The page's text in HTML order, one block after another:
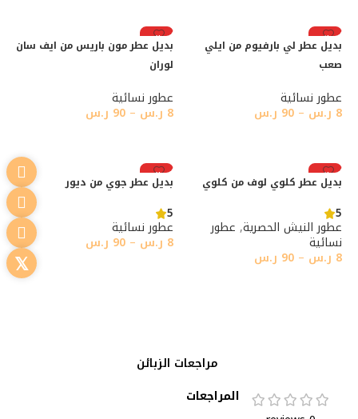
رائج
بديل عطر لي بارفيوم من ايلي
صعب
عطور نسائية
8 ر.س –
90 ر.س
رائج
بديل عطر مون باريس من ايف سان
لوران
عطور نسائية
8 ر.س –
90 ر.س
رائج
بديل عطر كلوي لوف من كلوي
5
عطور النيش الحصرية, عطور
نسائية
8 ر.س –
90 ر.س
رائج
بديل عطر جوي من ديور
5
عطور نسائية
8 ر.س –
90 ر.س
مراجعات الزبائن
المراجعات